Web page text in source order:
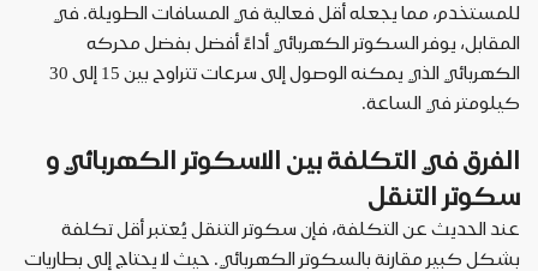
للمستخدم، مما يجعله أقل فعالية في المسافات الطويلة. في
المقابل، يوفر السكوتر الكهربائي أداءً أفضل بفضل محركه
الكهربائي الذي يمكنه الوصول إلى سرعات تتراوح بين 15 إلى 30
كيلومتر في الساعة.
الفرق في التكلفة بين الاسكوتر الكهربائي و
سكوتر التنقل
عند الحديث عن التكلفة، فإن سكوتر التنقل يُعتبر أقل تكلفة
بشكل كبير مقارنة بالسكوتر الكهربائي. حيث لا يحتاج إلى بطاريات